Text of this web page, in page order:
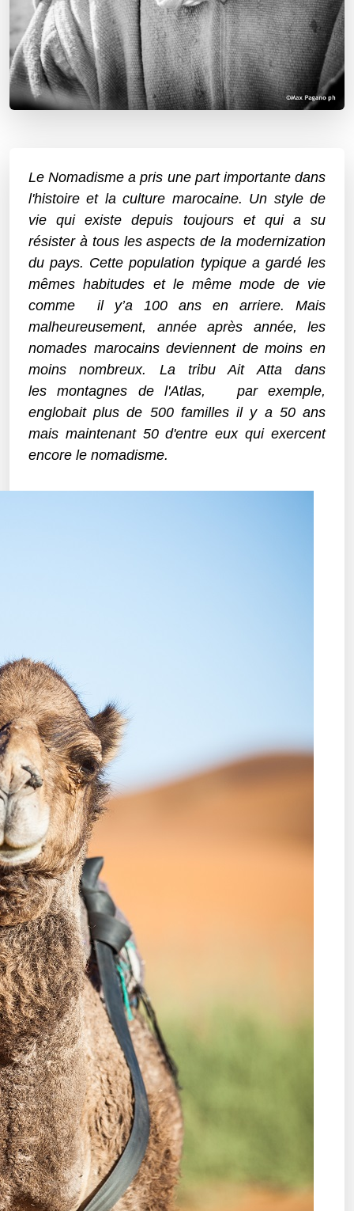
Le Nomadisme a pris une part importante dans
l'histoire et la culture marocaine. Un style de
vie qui existe depuis toujours et qui a su
résister à tous les aspects de la modernization
du pays. Cette population typique a gardé les
mêmes habitudes et le même mode de vie
comme il y’a 100 ans en arriere. Mais
malheureusement, année après année, les
nomades marocains deviennent de moins en
moins nombreux. La tribu Ait Atta dans
lesmontagnes de l'Atlas, par exemple,
englobait plus de 500 familles il y a 50 ans
mais maintenant 50 d'entre eux qui exercent
encore le nomadisme.